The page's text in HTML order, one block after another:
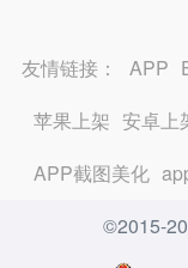
友情链接： APP
苹果上架 安卓上
APP截图美化
©2015-